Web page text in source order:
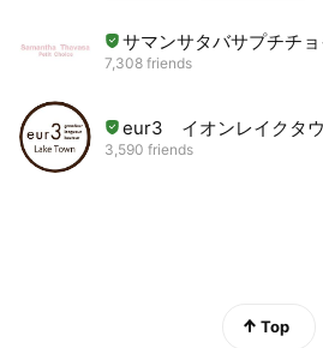
サマンサタバサプチチョ
7,308 friends
eur3 イオンレイクタ
3,590 friends
Top